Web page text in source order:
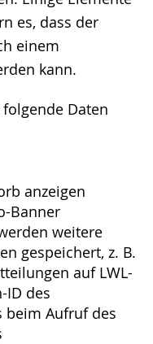
es, dass der
einem
kann.
Daten
anzeigen
Banner
weitere
gespeichert, z. B.
auf LWL-
ID des
beim Aufruf des